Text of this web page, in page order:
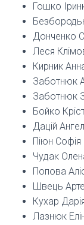
Гошко
Донченко
Леся
Кирник
Заботнюк
Заботнюк
Бойко
Дацій
Піюн Софія
Чудак
Попова
Швець
Кухар
Лазнюк